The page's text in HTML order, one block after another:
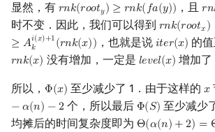
显然，有 𝑟𝑛𝑘(𝑟𝑜𝑜𝑡𝑦) ≥ 𝑟𝑛𝑘(𝑓𝑎(𝑦))
rnk(rooty)≥rn k(fa(y)) ，且𝑟𝑛
rn
时不变．因此，我们可以得到 𝑟𝑛𝑘(𝑟𝑜𝑜𝑡𝑥)
≥ 𝐴𝑖(𝑥)+1
𝑘
(𝑟𝑛𝑘(𝑥))
rnk(rootx)≥
，也就是说 𝑖𝑡𝑒𝑟(𝑥)
iter(x) 的
𝑟𝑛𝑘(𝑥)
rnk(x) 没有增加，一定是 𝑙𝑒𝑣𝑒𝑙(𝑥)
level(x) 增加了
所以， Φ(𝑥)
Φ(x) 至少减少了 1．由于这样的𝑥
x
−𝛼(𝑛) −2个，所以最后 Φ(𝑆)
Φ(S) 至少减少
均摊后的时间复杂度即为 Θ(𝛼(𝑛) +2) =
Θ(α(n)+ 2)=Θ α( n